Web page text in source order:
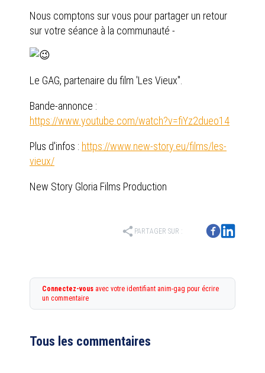
Nous comptons sur vous pour partager un retour
sur votre séance à la communauté -
Le GAG, partenaire du film 'Les Vieux".
Bande-annonce :
https://www.youtube.com/watch?v=fiYz2dueo14
Plus d'infos : https://www.new-story.eu/films/les-
vieux/
New Story Gloria Films Production
share PARTAGER SUR :
Connectez-vous avec votre identifiant anim-gag pour écrire
un commentaire
Tous les commentaires